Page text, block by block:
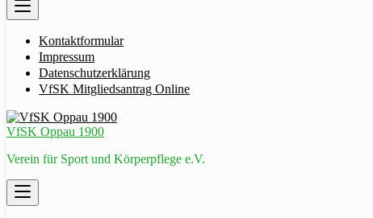
Kontaktformular
Impressum
Datenschutzerklärung
VfSK Mitgliedsantrag Online
VfSK Oppau 1900
Verein für Sport und Körperpflege e.V.